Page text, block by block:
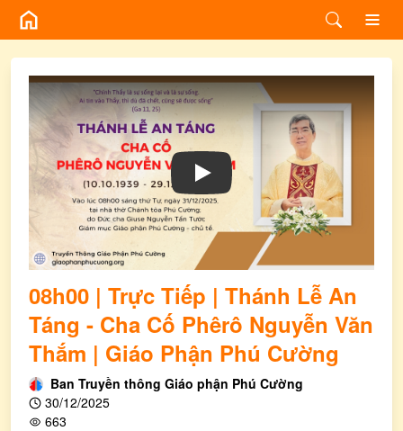
Play
08h00 | Trực Tiếp | Thánh Lễ An
Táng - Cha Cố Phêrô Nguyễn Văn
Thắm | Giáo Phận Phú Cường
Ban Truyền thông Giáo phận Phú Cường
30/12/2025
663